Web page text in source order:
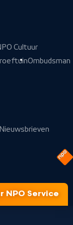
Cultuur
Ombudsman
Nieuwsbrieven
NPO Service